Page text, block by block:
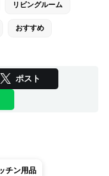
リビングルーム
おすすめ
ポスト
チン用品